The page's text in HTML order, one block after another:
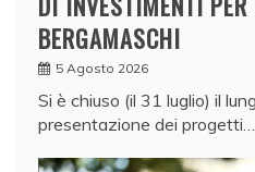
BERGAMASCHI
5 Agosto 2026
Si è chiuso (il 31 luglio) il
presentazione dei progetti…